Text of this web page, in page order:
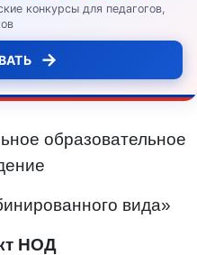
конкурсы для педагогов,
→
образовательное
вида»
НОД